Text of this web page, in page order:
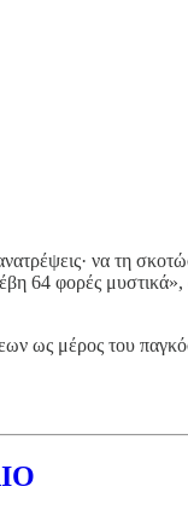
να τη
64 φορές
ως μέρος του